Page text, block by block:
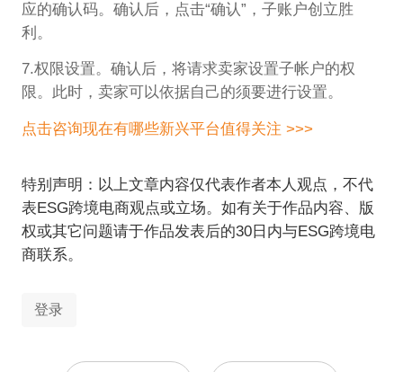
应的确认码。确认后，点击“确认”，子账户创立胜
利。
7.权限设置。确认后，将请求卖家设置子帐户的权
限。此时，卖家可以依据自己的须要进行设置。
点击咨询现在有哪些新兴平台值得关注 >>>
特别声明：以上文章内容仅代表作者本人观点，不代
表ESG跨境电商观点或立场。如有关于作品内容、版
权或其它问题请于作品发表后的30日内与ESG跨境电
商联系。
登录